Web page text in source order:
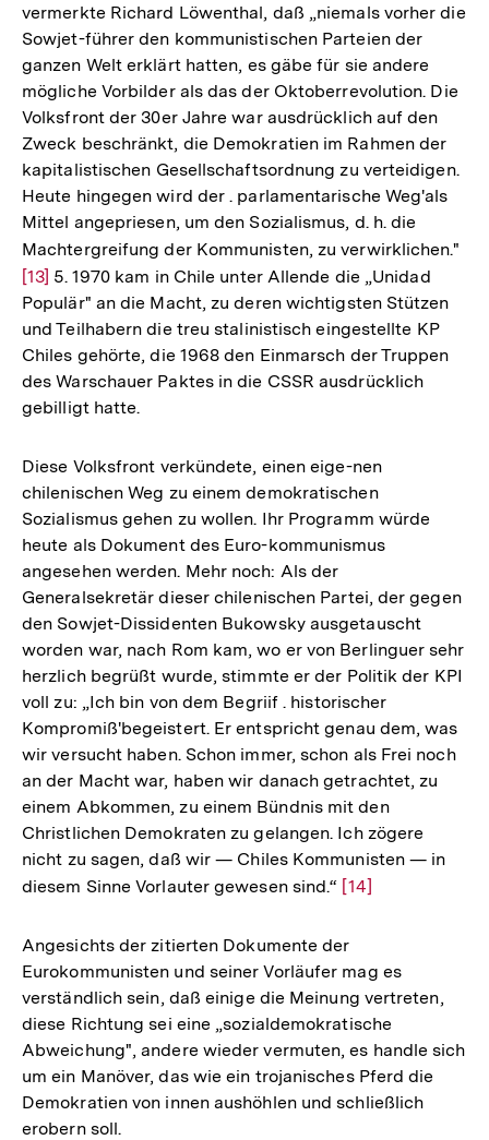
vermerkte Richard Löwenthal, daß „niemals vorher die
Sowjet-führer den kommunistischen Parteien der
ganzen Welt erklärt hatten, es gäbe für sie andere
mögliche Vorbilder als das der Oktoberrevolution. Die
Volksfront der 30er Jahre war ausdrücklich auf den
Zweck beschränkt, die Demokratien im Rahmen der
kapitalistischen Gesellschaftsordnung zu verteidigen.
Heute hingegen wird der . parlamentarische Weg'als
Mittel angepriesen, um den Sozialismus, d. h. die
Machtergreifung der Kommunisten, zu verwirklichen."
[13] 5. 1970 kam in Chile unter Allende die „Unidad
Populär" an die Macht, zu deren wichtigsten Stützen
und Teilhabern die treu stalinistisch eingestellte KP
Chiles gehörte, die 1968 den Einmarsch der Truppen
des Warschauer Paktes in die CSSR ausdrücklich
gebilligt hatte.
Diese Volksfront verkündete, einen eige-nen
chilenischen Weg zu einem demokratischen
Sozialismus gehen zu wollen. Ihr Programm würde
heute als Dokument des Euro-kommunismus
angesehen werden. Mehr noch: Als der
Generalsekretär dieser chilenischen Partei, der gegen
den Sowjet-Dissidenten Bukowsky ausgetauscht
worden war, nach Rom kam, wo er von Berlinguer sehr
herzlich begrüßt wurde, stimmte er der Politik der KPI
voll zu: „Ich bin von dem Begriif . historischer
Kompromiß'begeistert. Er entspricht genau dem, was
wir versucht haben. Schon immer, schon als Frei noch
an der Macht war, haben wir danach getrachtet, zu
einem Abkommen, zu einem Bündnis mit den
Christlichen Demokraten zu gelangen. Ich zögere
nicht zu sagen, daß wir — Chiles Kommunisten — in
diesem Sinne Vorlauter gewesen sind.“ Zur
der
Fußnote
[14]
Angesichts der zitierten Dokumente der
Eurokommunisten und seiner Vorläufer mag es
verständlich sein, daß einige die Meinung vertreten,
diese Richtung sei eine „sozialdemokratische
Abweichung", andere wieder vermuten, es handle sich
um ein Manöver, das wie ein trojanisches Pferd die
Demokratien von innen aushöhlen und schließlich
erobern soll.